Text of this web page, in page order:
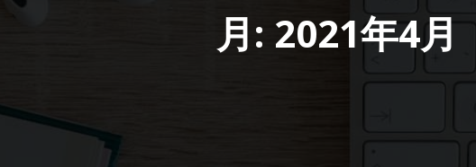
月: 2021年4月